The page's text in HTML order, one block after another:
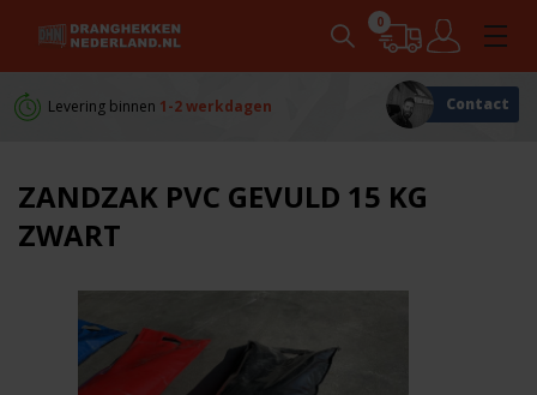
0
Levering binnen 1-2 werkdagen Persoonlijkadvies
Contact
ZANDZAK PVC GEVULD 15 KG
ZWART